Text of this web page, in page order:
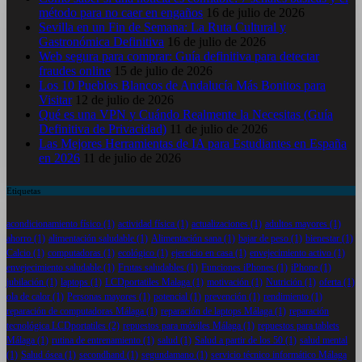
método para no caer en engaños
16 de julio de 2026
Sevilla en un Fin de Semana: La Ruta Cultural y
Gastronómica Definitiva
16 de julio de 2026
Web segura para comprar: Guía definitiva para detectar
fraudes online
15 de julio de 2026
Los 10 Pueblos Blancos de Andalucía Más Bonitos para
Visitar
12 de julio de 2026
Qué es una VPN y Cuándo Realmente la Necesitas (Guía
Definitiva de Privacidad)
11 de julio de 2026
Las Mejores Herramientas de IA para Estudiantes en España
en 2026
11 de julio de 2026
Etiquetas
acondicionamiento físico (1) actividad física (1) actualizaciones (1) adultos mayores (1)
ahorro (1) alimentación saludable (1) Alimentación sana (1) bajar de peso (1) bienestar (1)
Calcio (1) computadoras (1) ecológico (1) ejercicio en casa (1) envejecimiento activo (1)
envejecimiento saludable (1) Frutas saludables (1) Funciones iPhones (1) iPhone (1)
jubilación (1) laptops (1) LCDportatiles Malaga (1) motivación (1) Nutrición (1) oferta (1)
ola de calor (1) Personas mayores (1) potencial (1) prevención (1) rendimiento (1)
reparación de computadoras Málaga (1) reparación de laptops Málaga (1) reparación
tecnológica LCDportatiles (2) repuestos para móviles Málaga (1) repuestos para tablets
Málaga (1) rutina de entrenamiento (1) salud (1) Salud a partir de los 50 (1) salud mental
(1) Salud ósea (1) secondhand (1) segundamano (1) servicio técnico informático Málaga